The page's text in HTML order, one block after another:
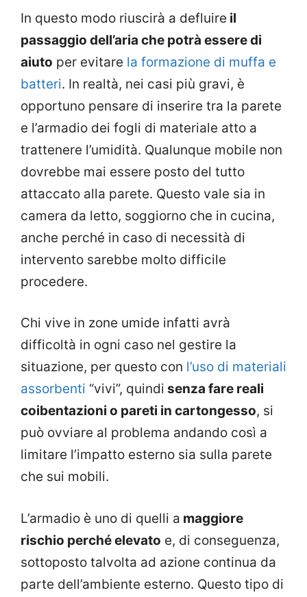
In questo modo riuscirà a defluire il
passaggio dell’aria che potrà essere di
aiuto per evitare la formazione di muffa e
batteri. In realtà, nei casi più gravi, è
opportuno pensare di inserire tra la parete
e l’armadio dei fogli di materiale atto a
trattenere l’umidità. Qualunque mobile non
dovrebbe mai essere posto del tutto
attaccato alla parete. Questo vale sia in
camera da letto, soggiorno che in cucina,
anche perché in caso di necessità di
intervento sarebbe molto difficile
procedere.
Chi vive in zone umide infatti avrà
difficoltà in ogni caso nel gestire la
situazione, per questo con l’uso di materiali
assorbenti “vivi”, quindi senza fare reali
coibentazioni o pareti in cartongesso, si
può ovviare al problema andando così a
limitare l’impatto esterno sia sulla parete
che sui mobili.
L’armadio è uno di quelli a maggiore
rischio perché elevato e, di conseguenza,
sottoposto talvolta ad azione continua da
parte dell’ambiente esterno. Questo tipo di